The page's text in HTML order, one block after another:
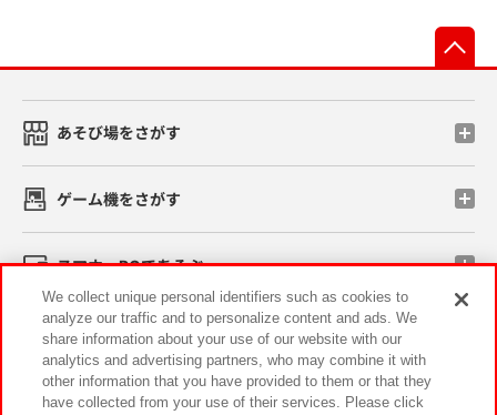
あそび場をさがす
ゲーム機をさがす
スマホ・PCであそぶ
イベント・キャンペーン
We collect unique personal identifiers such as cookies to
analyze our traffic and to personalize content and ads. We
share information about your use of our website with our
analytics and advertising partners, who may combine it with
other information that you have provided to them or that they
have collected from your use of their services. Please click